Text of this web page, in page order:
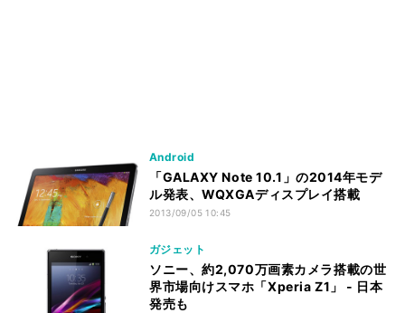
Android
「GALAXY Note 10.1」の2014年モデ
ル発表、WQXGAディスプレイ搭載
2013/09/05 10:45
ガジェット
ソニー、約2,070万画素カメラ搭載の世
界市場向けスマホ「Xperia Z1」 - 日本
発売も